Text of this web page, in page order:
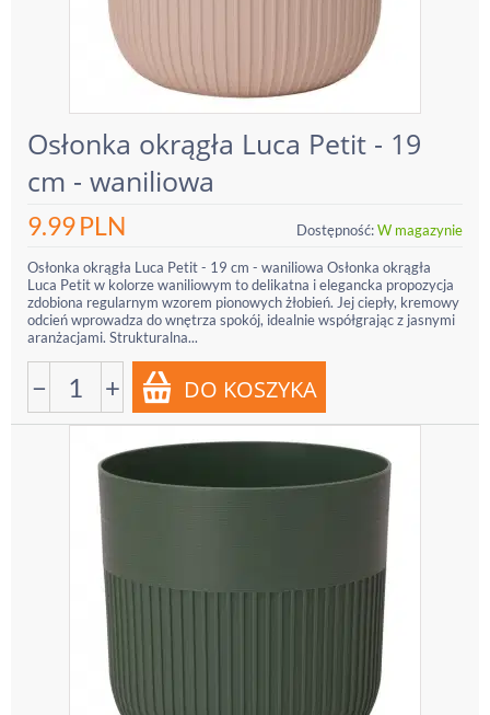
Osłonka okrągła Luca Petit - 19
cm - waniliowa
9.99PLN Dostępność:W magazynie
Osłonka okrągła Luca Petit - 19 cm - waniliowa Osłonka okrągła
Luca Petit w kolorze waniliowym to delikatna i elegancka propozycja
zdobiona regularnym wzorem pionowych żłobień. Jej ciepły, kremowy
odcień wprowadza do wnętrza spokój, idealnie współgrając z jasnymi
aranżacjami. Strukturalna...
− +